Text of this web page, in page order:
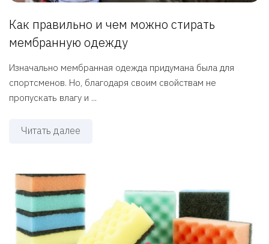
Как правильно и чем можно стирать
мембранную одежду
Изначально мембранная одежда придумана была для
спортсменов. Но, благодаря своим свойствам не
пропускать влагу и ...
Читать далее